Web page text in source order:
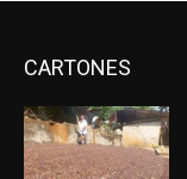
CARTONES